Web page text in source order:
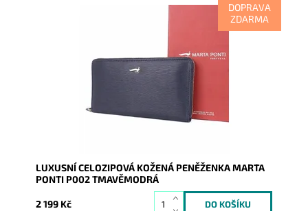
DOPRAVA
ZDARMA
Kožená značková dámská peněženka Marta Ponti v
tmavěmodré barvě, která se uzavírá na zip ze tří
Skladem
LUXUSNÍ CELOZIPOVÁ KOŽENÁ PENĚŽENKA MARTA
PONTI P002 TMAVĚMODRÁ
2 199 Kč